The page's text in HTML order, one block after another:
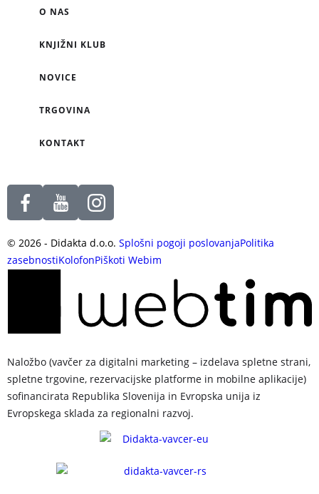
O NAS
KNJIŽNI KLUB
NOVICE
TRGOVINA
KONTAKT
© 2026 - Didakta d.o.o. Splošni pogoji poslovanjaPolitika
zasebnostiKolofonPiškoti Webim
Naložbo (vavčer za digitalni marketing – izdelava spletne strani,
spletne trgovine, rezervacijske platforme in mobilne aplikacije)
sofinancirata Republika Slovenija in Evropska unija iz
Evropskega sklada za regionalni razvoj.